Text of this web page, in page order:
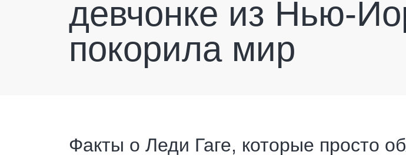
девчонке из Нью-
покорила мир
Факты о Леди Гаге, которые просто